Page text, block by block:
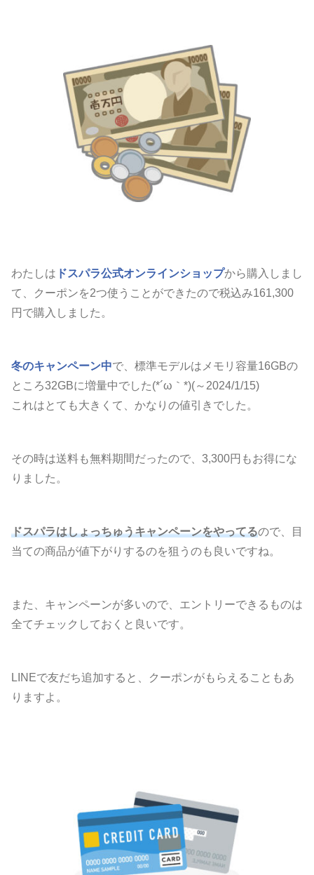
わたしは ドスパラ公式オンラインショップから購入しまし
て、クーポンを2つ使うことができたので税込み161,300
円で購入しました。
冬のキャンペーン中で、標準モデルはメモリ容量16GBの
ところ32GBに増量中でした(*´ω｀*)(～2024/1/15)
これはとても大きくて、かなりの値引きでした。
その時は送料も無料期間だったので、3,300円もお得にな
りました。
ドスパラはしょっちゅうキャンペーンをやってるので、目
当ての商品が値下がりするのを狙うのも良いですね。
また、キャンペーンが多いので、エントリーできるものは
全てチェックしておくと良いです。
LINEで友だち追加すると、クーポンがもらえることもあ
りますよ。